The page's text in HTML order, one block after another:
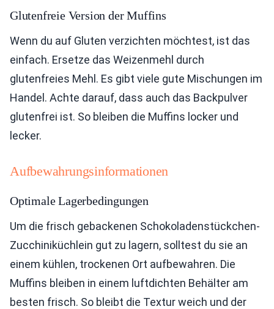
Glutenfreie Version der Muffins
Wenn du auf Gluten verzichten möchtest, ist das
einfach. Ersetze das Weizenmehl durch
glutenfreies Mehl. Es gibt viele gute Mischungen im
Handel. Achte darauf, dass auch das Backpulver
glutenfrei ist. So bleiben die Muffins locker und
lecker.
Aufbewahrungsinformationen
Optimale Lagerbedingungen
Um die frisch gebackenen Schokoladenstückchen-
Zucchiniküchlein gut zu lagern, solltest du sie an
einem kühlen, trockenen Ort aufbewahren. Die
Muffins bleiben in einem luftdichten Behälter am
besten frisch. So bleibt die Textur weich und der